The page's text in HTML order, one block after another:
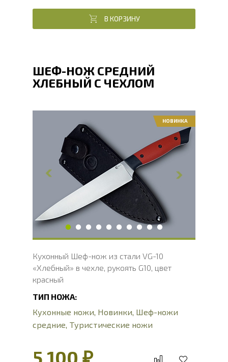
В КОРЗИНУ
ШЕФ-НОЖ СРЕДНИЙ
ХЛЕБНЫЙ С ЧЕХЛОМ
Общая длина, мм
295
Длина клинка, мм
166
Ширина клинка, мм
Толщина обуха, мм
2.1
Длина рукояти, мм
Твердость клинка, HRC
60 - 61 HRC
Вес, г
НОВИНКА
Кухонный Шеф-нож из стали VG-10
«Хлебный» в чехле, рукоять G10, цвет
красный
ТИП НОЖА:
Кухонные ножи, Новинки, Шеф-ножи
средние, Туристические ножи
5 100 ₽